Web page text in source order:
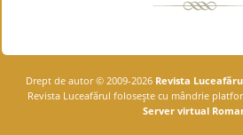
Drept de autor © 2009-2026 Revista
Revista Luceafărul foloseşte cu mândrie
Server virtual